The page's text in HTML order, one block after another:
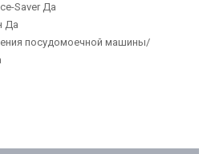
Saver Да
Да
посудомоечной машины/